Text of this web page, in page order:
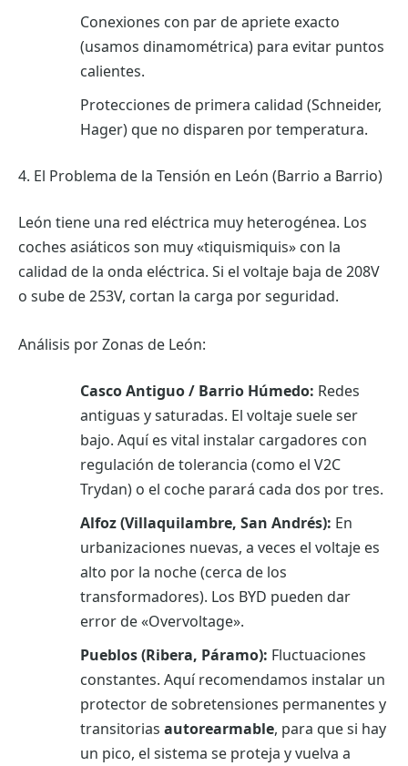
Conexiones con par de apriete exacto
(usamos dinamométrica) para evitar puntos
calientes.
Protecciones de primera calidad (Schneider,
Hager) que no disparen por temperatura.
4. El Problema de la Tensión en León (Barrio a Barrio)
León tiene una red eléctrica muy heterogénea. Los
coches asiáticos son muy «tiquismiquis» con la
calidad de la onda eléctrica. Si el voltaje baja de 208V
o sube de 253V, cortan la carga por seguridad.
Análisis por Zonas de León:
Casco Antiguo / Barrio Húmedo: Redes
antiguas y saturadas. El voltaje suele ser
bajo. Aquí es vital instalar cargadores con
regulación de tolerancia (como el V2C
Trydan) o el coche parará cada dos por tres.
Alfoz (Villaquilambre, San Andrés): En
urbanizaciones nuevas, a veces el voltaje es
alto por la noche (cerca de los
transformadores). Los BYD pueden dar
error de «Overvoltage».
Pueblos (Ribera, Páramo): Fluctuaciones
constantes. Aquí recomendamos instalar un
protector de sobretensiones permanentes y
transitorias autorearmable, para que si hay
un pico, el sistema se proteja y vuelva a